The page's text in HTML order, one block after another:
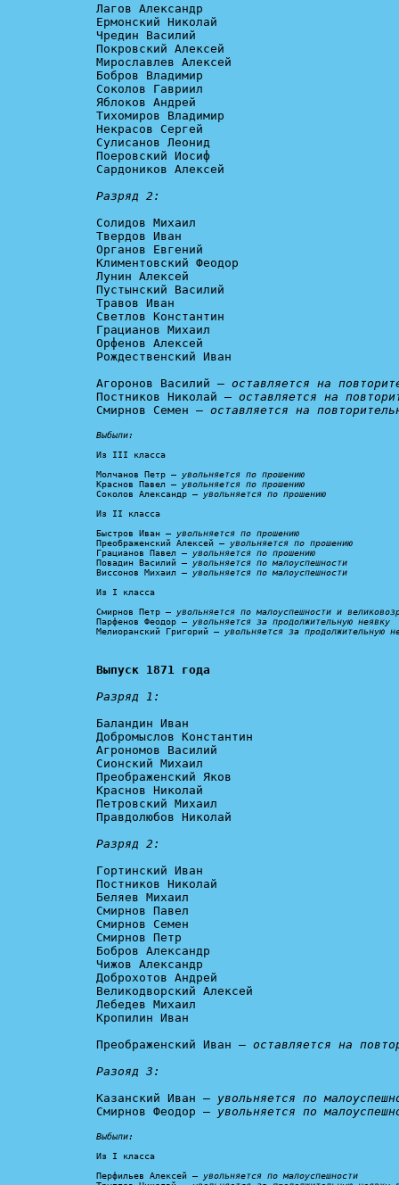
Лагов Александр
Ермонский Николай
Чредин Василий
Покровский Алексей
Мирославлев Алексей
Бобров Владимир
Соколов Гавриил
Яблоков Андрей
Тихомиров Владимир
Некрасов Сергей
Сулисанов Леонид
Поеровский Иосиф
Сардоников Алексей
Разряд 2:
Солидов Михаил
Твердов Иван
Органов Евгений
Климентовский Феодор
Лунин Алексей
Пустынский Василий
Травов Иван
Светлов Константин
Грацианов Михаил
Орфенов Алексей
Рождественский Иван
Агоронов Василий – оставляется на
Постников Николай – оставляется на
Смирнов Семен – оставляется на
Выбыли:
Из III класса
Молчанов Петр – увольняется по прошению
Краснов Павел – увольняется по прошению
Соколов Александр – увольняется по прошению
Из II класса
Быстров Иван – увольняется по прошению
Преображенский Алексей – увольняется по прошению
Грацианов Павел – увольняется по прошению
Повадин Василий – увольняется по малоуспешности
Виссонов Михаил – увольняется по малоуспешности
Из I класса
Смирнов Петр – увольняется по малоуспешности и
Парфенов Феодор – увольняется за продолжительную неявку
Мелиоранский Григорий – увольняется за продолжительную
Выпуск 1871 года
Разряд 1:
Баландин Иван
Добромыслов Константин
Агрономов Василий
Сионский Михаил
Преображенский Яков
Краснов Николай
Петровский Михаил
Правдолюбов Николай
Разряд 2:
Гортинский Иван
Постников Николай
Беляев Михаил
Смирнов Павел
Смирнов Семен
Смирнов Петр
Бобров Александр
Чижов Александр
Доброхотов Андрей
Великодворский Алексей
Лебедев Михаил
Кропилин Иван
Преображенский Иван – оставляется на
Разояд 3:
Казанский Иван – увольняется по
Смирнов Феодор – увольняется по
Выбыли:
Из I класса
Перфильев Алексей – увольняется по малоуспешности